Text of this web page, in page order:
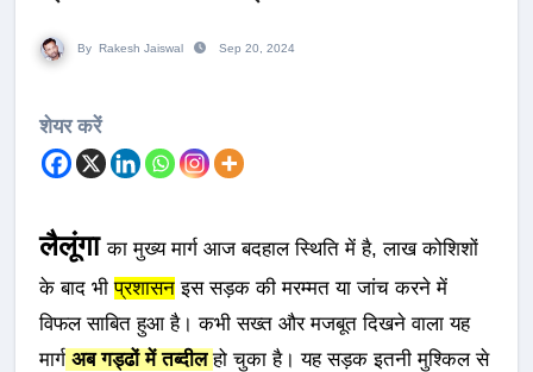
By Rakesh Jaiswal Sep 20, 2024
शेयर करें
लैलूंगाका मुख्य मार्ग आज बदहाल स्थिति में है, लाख कोशिशों
के बाद भीप्रशासन इस सड़क की मरम्मत या जांच करने में
विफल साबित हुआ है। कभी सख्त और मजबूत दिखने वाला यह
मार्ग अब गड्ढों में तब्दील हो चुका है। यह सड़क इतनी मुश्किल से